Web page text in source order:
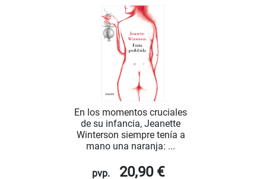
En los momentos cruciales
de su infancia, Jeanette
Winterson siempre tenía a
mano una naranja: ...
pvp. 20,90 €